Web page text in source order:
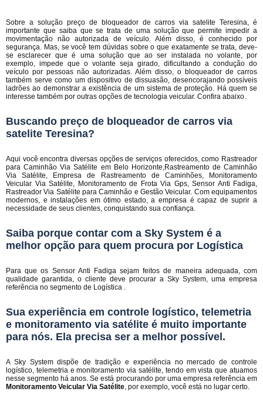
Sobre a solução preço de bloqueador de carros via satelite Teresina, é
importante que saiba que se trata de uma solução que permite impedir a
movimentação não autorizada de veículo. Além disso, é conhecido por
segurança. Mas, se você tem dúvidas sobre o que exatamente se trata, deve-
se esclarecer que é uma solução que ao ser instalada no volante, por
exemplo, impede que o volante seja girado, dificultando a condução do
veículo por pessoas não autorizadas. Além disso, o bloqueador de carros
também serve como um dispositivo de dissuasão, desencorajando possíveis
ladrões ao demonstrar a existência de um sistema de proteção. Há quem se
interesse também por outras opções de tecnologia veicular. Confira abaixo.
Buscando preço de bloqueador de carros via
satelite Teresina?
Aqui você encontra diversas opções de serviços oferecidos, como Rastreador
para Caminhão Via Satélite em Belo Horizonte,Rastreamento de Caminhão
Via Satélite, Empresa de Rastreamento de Caminhões, Monitoramento
Veicular Via Satélite, Monitoramento de Frota Via Gps, Sensor Anti Fadiga,
Rastreador Via Satélite para Caminhão e Gestão Veicular. Com equipamentos
modernos, e instalações em ótimo estado, a empresa é capaz de suprir a
necessidade de seus clientes, conquistando sua confiança.
Saiba porque contar com a Sky System é a
melhor opção para quem procura por Logística
Para que os Sensor Anti Fadiga sejam feitos de maneira adequada, com
qualidade garantida, o cliente deve procurar a Sky System, uma empresa
referência no segmento de Logística .
Sua experiência em controle logístico, telemetria
e monitoramento via satélite é muito importante
para nós. Ela precisa ser a melhor possível.
A Sky System dispõe de tradição e experiência no mercado de controle
logístico, telemetria e monitoramento via satélite, tendo em vista que atuamos
nesse segmento há anos. Se está procurando por uma empresa referência em
Monitoramento Veicular Via Satélite, por exemplo, você está no lugar certo.